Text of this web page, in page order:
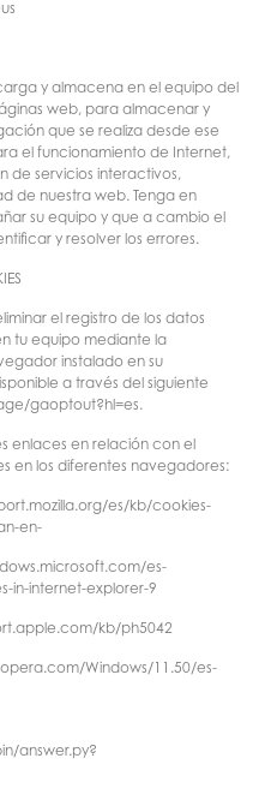
y almacena en el equipo del
web, para almacenar y
que se realiza desde ese
el funcionamiento de Internet,
de servicios interactivos,
de nuestra web. Tenga en
su equipo y que a cambio el
y resolver los errores.
el registro de los datos
tu equipo mediante la
instalado en su
a través del siguiente
gaoptout?hl=es.
enlaces en relación con el
en los diferentes navegadores:
es/kb/cookies-
en-
es-
in-internet-explorer-9
kb/ph5042
Windows/11.50/es-
answer.py?